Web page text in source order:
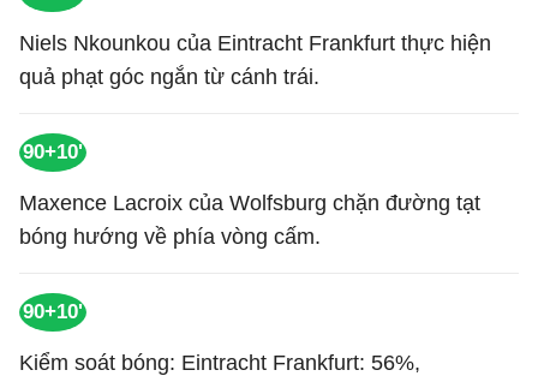
Niels Nkounkou của Eintracht Frankfurt thực hiện
quả phạt góc ngắn từ cánh trái.
90+10'
Maxence Lacroix của Wolfsburg chặn đường tạt
bóng hướng về phía vòng cấm.
90+10'
Kiểm soát bóng: Eintracht Frankfurt: 56%,